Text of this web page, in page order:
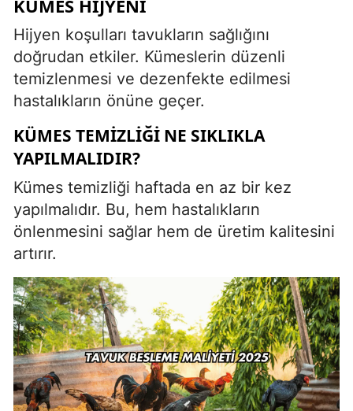
KÜMES HIJYENI
Hijyen koşulları tavukların sağlığını
doğrudan etkiler. Kümeslerin düzenli
temizlenmesi ve dezenfekte edilmesi
hastalıkların önüne geçer.
KÜMES TEMIZLIĞI NE SIKLIKLA
YAPILMALIDIR?
Kümes temizliği haftada en az bir kez
yapılmalıdır. Bu, hem hastalıkların
önlenmesini sağlar hem de üretim kalitesini
artırır.